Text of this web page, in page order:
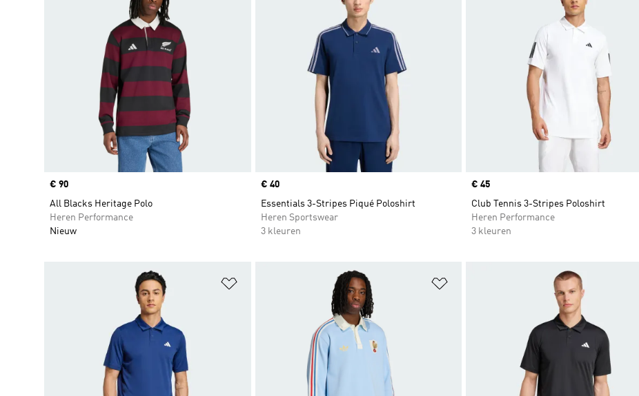
Price
€ 90
All Blacks Heritage Polo
Heren Performance
Nieuw
Price
€ 40
Essentials 3-Stripes Piqué Poloshirt
Heren Sportswear
3 kleuren
Price
€ 45
Club Tennis 3-Stripes Poloshirt
Heren Performance
3 kleuren
Op verlanglijst zetten